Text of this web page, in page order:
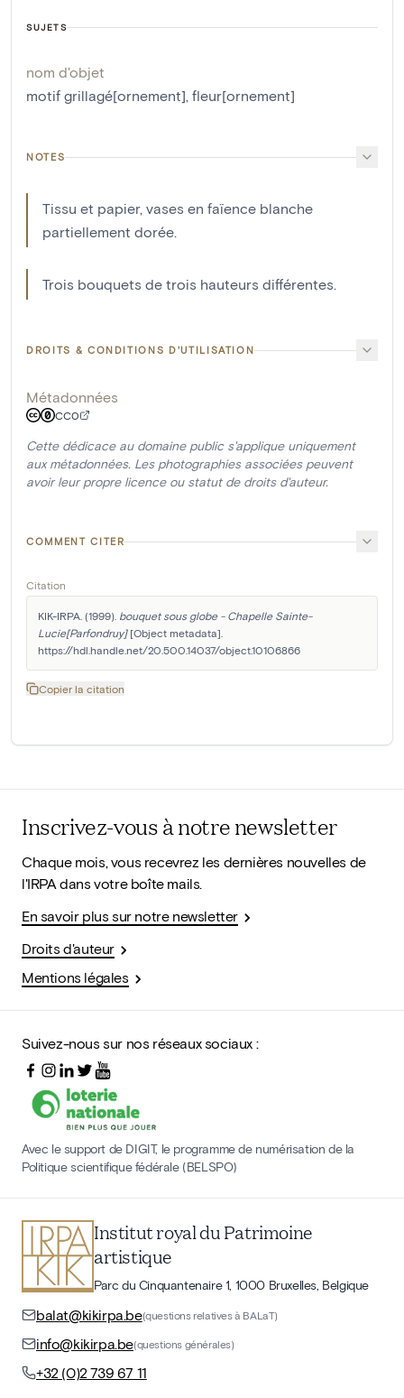
SUJETS
nom d'objet
motif grillagé[ornement], fleur[ornement]
NOTES
Tissu et papier, vases en faïence blanche
partiellement dorée.
Trois bouquets de trois hauteurs différentes.
DROITS & CONDITIONS D'UTILISATION
Métadonnées
CC0
Cette dédicace au domaine public s'applique uniquement
aux métadonnées. Les photographies associées peuvent
avoir leur propre licence ou statut de droits d'auteur.
COMMENT CITER
Citation
KIK-IRPA. (1999). bouquet sous globe - Chapelle Sainte-
Lucie[Parfondruy] [Object metadata].
https://hdl.handle.net/20.500.14037/object.10106866
Copier la citation
Inscrivez-vous à notre newsletter
Chaque mois, vous recevrez les dernières nouvelles de
l'IRPA dans votre boîte mails.
En savoir plus sur notre newsletter
Droits d'auteur
Mentions légales
Suivez-nous sur nos réseaux sociaux :
Avec le support de DIGIT, le programme de numérisation de la
Politique scientifique fédérale (BELSPO)
Institut royal du Patrimoine
artistique
Parc du Cinquantenaire 1, 1000 Bruxelles, Belgique
balat@kikirpa.be(questions relatives à BALaT)
info@kikirpa.be(questions générales)
+32 (0)2 739 67 11